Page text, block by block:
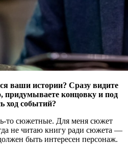
ваши истории? Сразу видите
придумываете концовку и под
ход событий?
то сюжетные. Для меня сюжет
не читаю книгу ради сюжета —
быть интересен персонаж.